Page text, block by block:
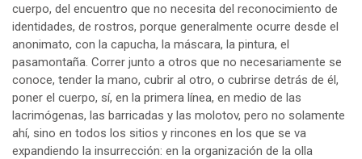
cuerpo, del encuentro que no necesita del reconocimiento de
identidades, de rostros, porque generalmente ocurre desde el
anonimato, con la capucha, la máscara, la pintura, el
pasamontaña. Correr junto a otros que no necesariamente se
conoce, tender la mano, cubrir al otro, o cubrirse detrás de él,
poner el cuerpo, sí, en la primera línea, en medio de las
lacrimógenas, las barricadas y las molotov, pero no solamente
ahí, sino en todos los sitios y rincones en los que se va
expandiendo la insurrección: en la organización de la olla